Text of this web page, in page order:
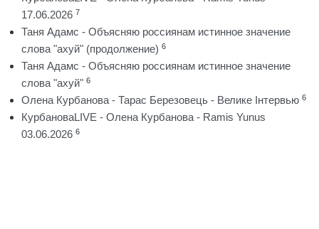
17.06.2026 7
Таня Адамс - Объясняю россиянам истинное значение
слова "ахуй" (продолжение) 6
Таня Адамс - Объясняю россиянам истинное значение
слова "ахуй" 6
Олена Курбанова - Тарас Березовець - Велике Інтервью 6
КурбановаLIVE - Олена Курбанова - Ramis Yunus
03.06.2026 6